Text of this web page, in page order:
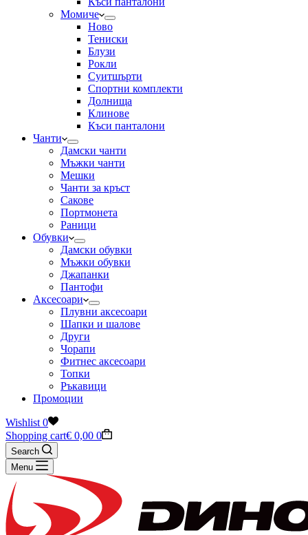
Момиче
Ново
Тениски
Блузи
Рокли
Суитшърти
Спортни комплекти
Долнища
Клинове
Къси панталони
Чанти
Дамски чанти
Мъжки чанти
Мешки
Чанти за кръст
Сакове
Портмонета
Раници
Обувки
Дамски обувки
Мъжки обувки
Джапанки
Пантофи
Аксесоари
Плувни аксесоари
Шапки и шалове
Други
Чорапи
Фитнес аксесоари
Топки
Ръкавици
Промоции
Wishlist 0
Shopping cart€ 0,00 0
Search
Menu